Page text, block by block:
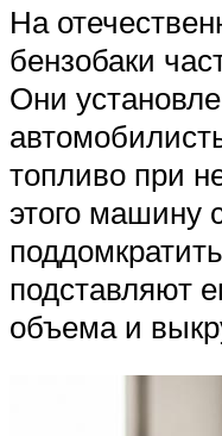
На
бензобаки
Они
топливо при
этого машину
подставляют
объема и